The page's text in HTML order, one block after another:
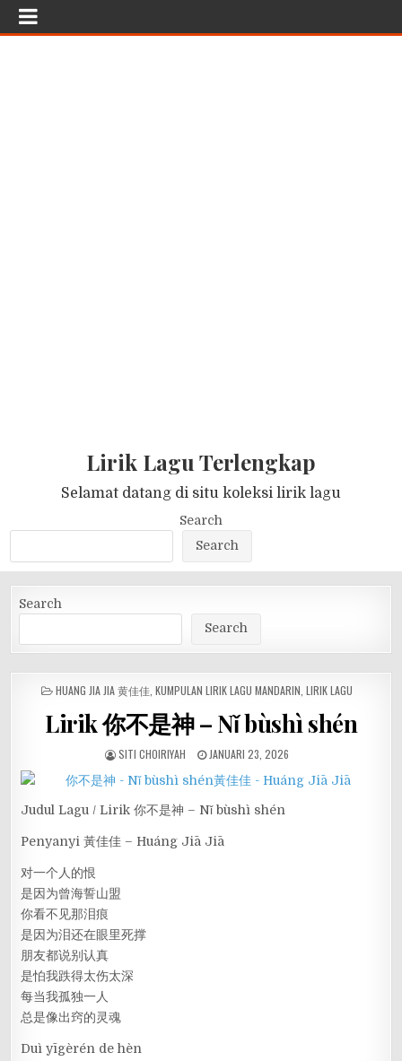
Lirik Lagu Terlengkap
Selamat datang di situ koleksi lirik lagu
Search
Search
Search
Search
POSTED
HUANG JIA JIA 黄佳佳, KUMPULAN LIRIK LAGU MANDARIN LIRIK LAGU
Lirik 你不是神 – Nǐ bùshì shén
SITI CHOIRIYAH JANUARI 23, 2026
Judul Lagu / Lirik 你不是神 – Nǐ bùshì shén
Penyanyi 黃佳佳 – Huáng Jiā Jiā
对一个人的恨
是因为曾海誓山盟
你看不见那泪痕
是因为泪还在眼里死撑
朋友都说别认真
是怕我跌得太伤太深
每当我孤独一人
总是像出窍的灵魂
Duì yīgèrén de hèn